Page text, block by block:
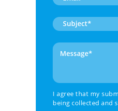
I agree that my
being collected and